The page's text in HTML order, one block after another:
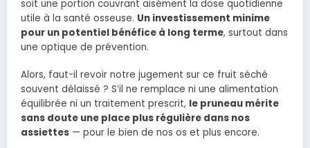
soit une portion couvrant aisément la dose quotidienne
utile à la santé osseuse. Un investissement minime
pour un potentiel bénéfice à long terme, surtout dans
une optique de prévention.
Alors, faut-il revoir notre jugement sur ce fruit séché
souvent délaissé ? S’il ne remplace ni une alimentation
équilibrée ni un traitement prescrit, le pruneau mérite
sans doute une place plus régulière dans nos
assiettes — pour le bien de nos os et plus encore.